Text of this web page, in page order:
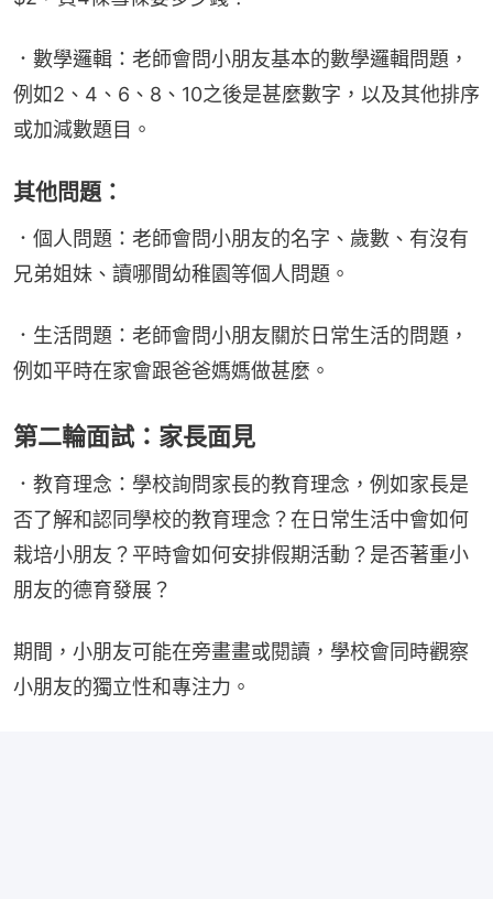
．數學邏輯：老師會問小朋友基本的數學邏輯問題，
例如2、4、6、8、10之後是甚麼數字，以及其他排序
或加減數題目。
其他問題：
．個人問題：老師會問小朋友的名字、歲數、有沒有
兄弟姐妹、讀哪間幼稚園等個人問題。
．生活問題：老師會問小朋友關於日常生活的問題，
例如平時在家會跟爸爸媽媽做甚麼。
第二輪面試：家長面見
．教育理念：學校詢問家長的教育理念，例如家長是
否了解和認同學校的教育理念？在日常生活中會如何
栽培小朋友？平時會如何安排假期活動？是否著重小
朋友的德育發展？
期間，小朋友可能在旁畫畫或閱讀，學校會同時觀察
小朋友的獨立性和專注力。